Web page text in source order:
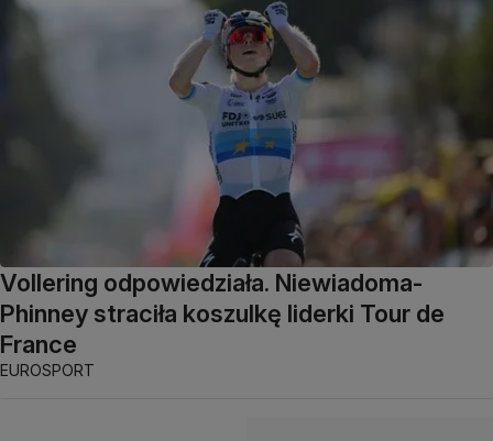
Vollering odpowiedziała. Niewiadoma-
Phinney straciła koszulkę liderki Tour de
France
EUROSPORT